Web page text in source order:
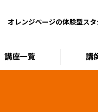
オレンジページの体験型スタ
講座一覧 講